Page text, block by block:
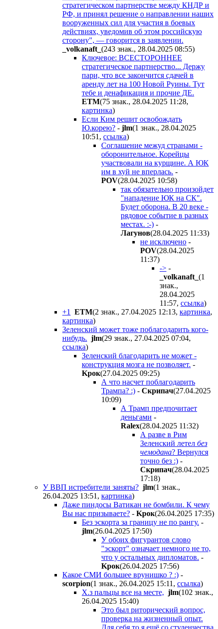
стратегическом партнерстве между КНДР и
РФ, и принял решение о направлении наших
вооруженных сил для участия в боевых
действиях, уведомив об этом российскую
сторону", — говорится в заявлении.
_volkanaft_ (243 знак., 28.04.2025 08:55)
Ключевое: ВСЕСТОРОННЕЕ
стратегическое партнерство... Держу
пари, что все закончится сдачей в
аренду лет на 100 Новой Руины. Тут
тебе и денафикация и прочие ДЕ.
ETM(75 знак., 28.04.2025 11:28,
картинка)
Если Ким решит освобождать
Ю.корею? - jlm(1 знак., 28.04.2025
10:51 , ссылка)
Соглашение межуд странами -
оборонительное. Корейцы
участвовали на курщине. А ЮК
им в хуй не вперлась. -
POV(28.04.2025 10:58)
так обязательно произойдет
"нападение ЮК на СК".
Будет оборона. В 20 веке -
рядовое событие в разных
местах. :-) -
Лaгyнoв(28.04.2025 11:33)
не исключено -
POV(28.04.2025
11:37)
-> -
_volkanaft_ (1
знак.,
28.04.2025
11:57, ссылка)
+1
ETM(2 знак., 27.04.2025 12:13, картинка,
картинка)
Зеленский может тоже поблагодарить кого-
нибудь. jlm(29 знак., 27.04.2025 07:04,
ссылка)
Зеленский благодарить не может -
конструкция мозга не позволяет. -
Kpoк(27.04.2025 09:25)
А что насчет поблагодарить
Трампа? :) - Cкpипaч(27.04.2025
10:09)
А Трамп предпочитает
деньгами -
Ralex(28.04.2025 11:32)
А разве в Рим
Зеленский летел без
чемодана? Вернулся
точно без :) -
Cкpипaч(28.04.2025
17:18)
У ВВП истребители заняты? jlm(1 знак.,
26.04.2025 13:51 , картинка)
Даже пиндосы Ватикан не бомбили. К чему
Вы нас призываете? - Kpoк(26.04.2025 17:35)
Без эскорта за границу не по рангу. -
jlm(26.04.2025 17:50)
У обоих фигурантов слово
"эскорт" означает немного не то,
что у остальных дипломатов. -
Kpoк(26.04.2025 17:56)
Какое СМИ большее врунишко ? :) -
scorpion(1 знак., 26.04.2025 15:11 , ссылка)
Х.з пальцы все на месте, jlm(102 знак.,
26.04.2025 15:40)
Это был риторический вопрос,
проверка на жизненный опыт.